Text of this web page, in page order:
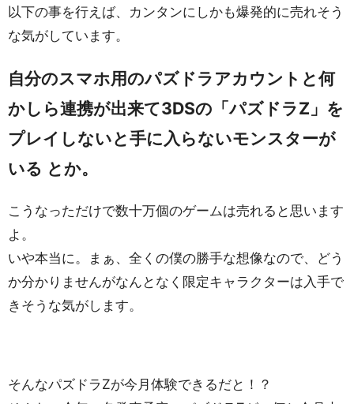
以下の事を行えば、カンタンにしかも爆発的に売れそう
な気がしています。
自分のスマホ用のパズドラアカウントと何
かしら連携が出来て3DSの「パズドラZ」を
プレイしないと手に入らないモンスターが
いる とか。
こうなっただけで数十万個のゲームは売れると思います
よ。
いや本当に。まぁ、全くの僕の勝手な想像なので、どう
か分かりませんがなんとなく限定キャラクターは入手で
きそうな気がします。
そんなパズドラZが今月体験できるだと！？